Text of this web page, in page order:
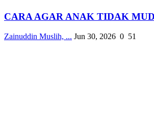
CARA AGAR ANAK TIDAK
Zainuddin Muslih, ... Jun 30, 2026 0 51